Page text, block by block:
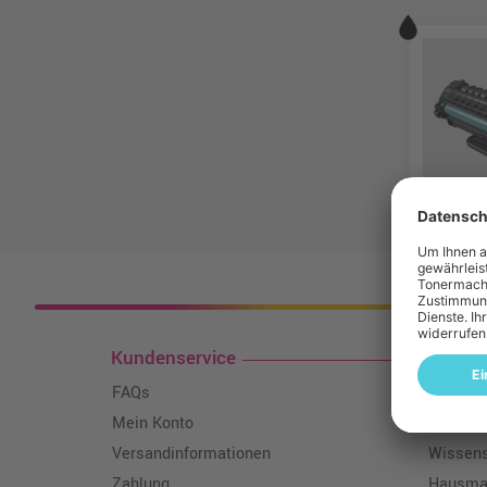
Kundenservice
FAQs
Mein Konto
Versandinformationen
Über